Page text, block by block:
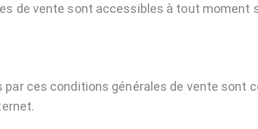
de vente sont accessibles à tout moment
ces conditions générales de vente sont